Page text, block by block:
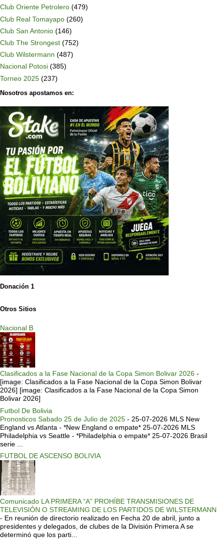
Club Oriente Petrolero (479)
Club Real Tomayapo (260)
Club San Antonio (146)
Club The Strongest (752)
Club Wilstermann (487)
Nacional Potosi (385)
Torneo 2025 (237)
Nosotros apostamos en:
Donación 1
Otros Sitios
Nacional B
Clasificados a la Fase Nacional de la Copa Simon Bolivar 2026 -
[image: Clasificados a la Fase Nacional de la Copa Simon Bolivar
2026] [image: Clasificados a la Fase Nacional de la Copa Simon
Bolivar 2026]
Futbol De Bolivia
Pronosticos Sabado 25 de Julio de 2025 - 25-07-2026 MLS New
England vs Atlanta - *New England o empate* 25-07-2026 MLS
Philadelphia vs Seattle - *Philadelphia o empate* 25-07-2026 Brasil
serie ...
FUTBOL DE ASCENSO BOLIVIA
Comunicado LA PRIMERA “A” PROHÍBE TRANSMISIONES DE
TELEVISIÓN O STREAMING DE LOS PARTIDOS DE WILSTERMANN
- En reunión de directorio realizado en Fecha 20 de abril, junto a
presidentes y delegados, de clubes de la División Primera A se
determinó que los parti...